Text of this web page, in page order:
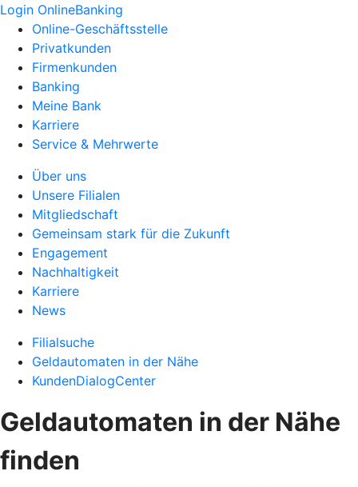
Login OnlineBanking
Online-Geschäftsstelle
Privatkunden
Firmenkunden
Banking
Meine Bank
Karriere
Service & Mehrwerte
Über uns
Unsere Filialen
Mitgliedschaft
Gemeinsam stark für die Zukunft
Engagement
Nachhaltigkeit
Karriere
News
Filialsuche
Geldautomaten in der Nähe
KundenDialogCenter
Geldautomaten in der Nähe
finden